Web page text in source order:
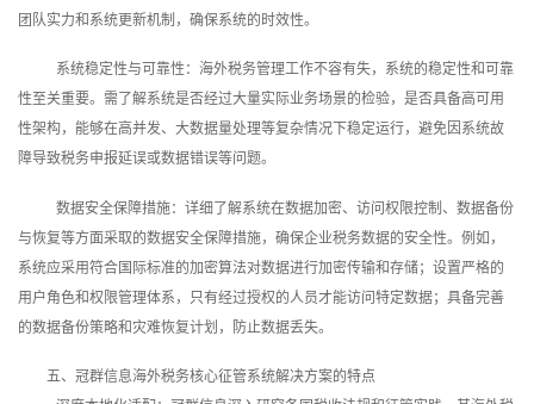
团队实力和系统更新机制，确保系统的时效性。
系统稳定性与可靠性：海外税务管理工作不容有失，系统的稳定性和可靠
性至关重要。需了解系统是否经过大量实际业务场景的检验，是否具备高可用
性架构，能够在高并发、大数据量处理等复杂情况下稳定运行，避免因系统故
障导致税务申报延误或数据错误等问题。
数据安全保障措施：详细了解系统在数据加密、访问权限控制、数据备份
与恢复等方面采取的数据安全保障措施，确保企业税务数据的安全性。例如，
系统应采用符合国际标准的加密算法对数据进行加密传输和存储；设置严格的
用户角色和权限管理体系，只有经过授权的人员才能访问特定数据；具备完善
的数据备份策略和灾难恢复计划，防止数据丢失。
五、冠群信息海外税务核心征管系统解决方案的特点